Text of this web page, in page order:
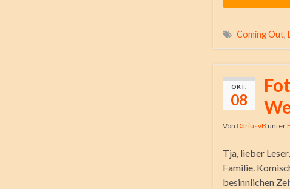
Coming Out,
OKT.
08
Von DariusvB unter
Tja, lieber
Familie.
besinnlichen